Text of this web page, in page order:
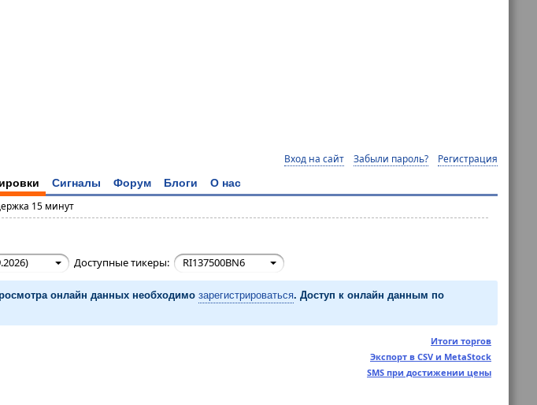
Вход на сайт Забыли пароль? Регистрация
Сигналы Форум Блоги О нас
15 минут
Доступные тикеры: RI137500BN6
онлайн данных необходимо зарегистрироваться. Доступ к онлайн данным по
Итоги торгов
Экспорт в CSV и MetaStock
SMS при достижении цены